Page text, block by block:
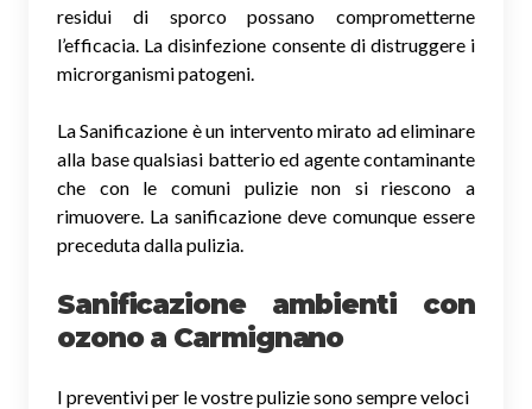
residui di sporco possano comprometterne
l’efficacia. La disinfezione consente di distruggere i
microrganismi patogeni.
La Sanificazione è un intervento mirato ad eliminare
alla base qualsiasi batterio ed agente contaminante
che con le comuni pulizie non si riescono a
rimuovere. La sanificazione deve comunque essere
preceduta dalla pulizia.
Sanificazione ambienti con
ozono a Carmignano
I preventivi per le vostre pulizie sono sempre veloci